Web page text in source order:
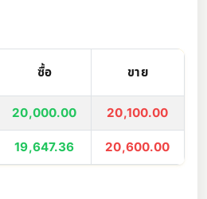
ซื้อ ขาย
20,000.00 20,100.00
19,647.36 20,600.00